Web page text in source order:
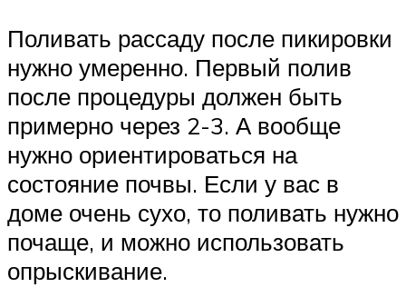
Поливать рассаду после пикировки
нужно умеренно. Первый полив
после процедуры должен быть
примерно через 2-3. А вообще
нужно ориентироваться на
состояние почвы. Если у вас в
доме очень сухо, то поливать нужно
почаще, и можно использовать
опрыскивание.